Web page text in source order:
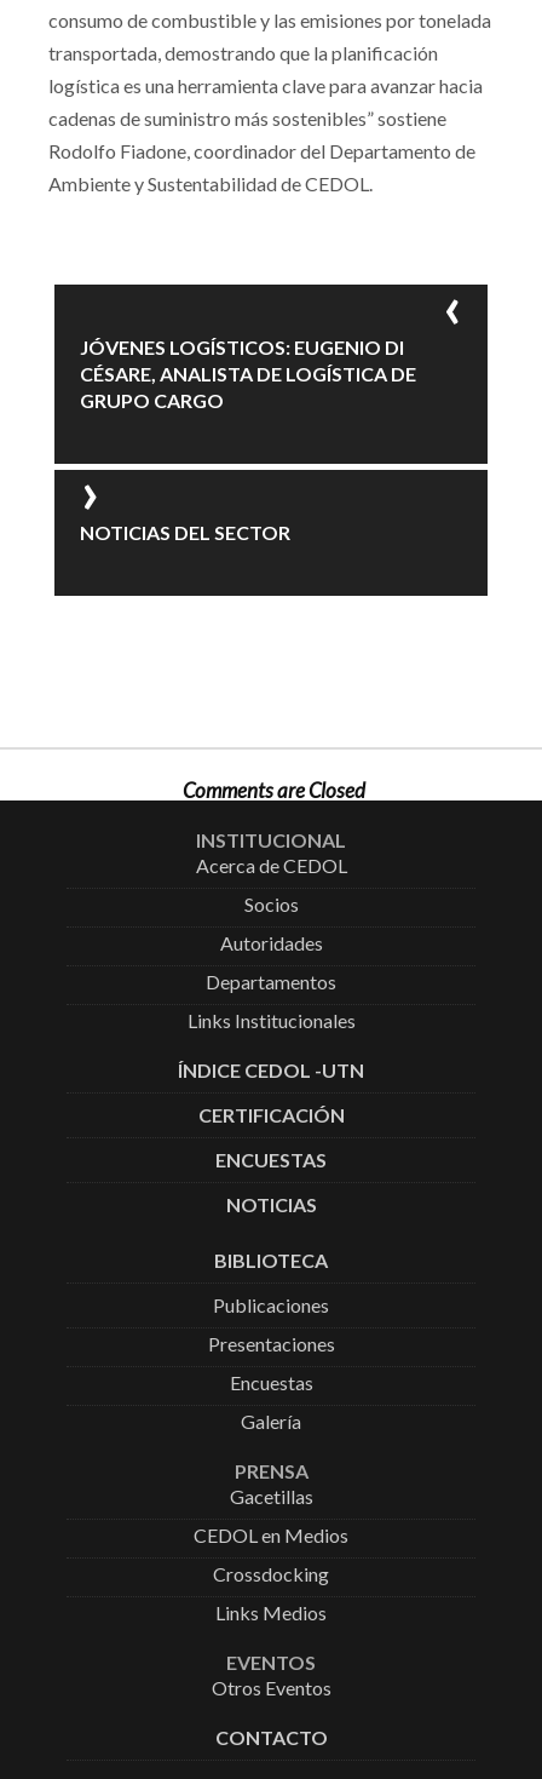
consumo de combustible y las emisiones por tonelada
transportada, demostrando que la planificación
logística es una herramienta clave para avanzar hacia
cadenas de suministro más sostenibles” sostiene
Rodolfo Fiadone, coordinador del Departamento de
Ambiente y Sustentabilidad de CEDOL.
JÓVENES LOGÍSTICOS: EUGENIO DI
CÉSARE, ANALISTA DE LOGÍSTICA DE
GRUPO CARGO
NOTICIAS DEL SECTOR
Comments are Closed
INSTITUCIONAL
Acerca de CEDOL
Socios
Autoridades
Departamentos
Links Institucionales
ÍNDICE CEDOL -UTN
CERTIFICACIÓN
ENCUESTAS
NOTICIAS
BIBLIOTECA
Publicaciones
Presentaciones
Encuestas
Galería
PRENSA
Gacetillas
CEDOL en Medios
Crossdocking
Links Medios
EVENTOS
Otros Eventos
CONTACTO